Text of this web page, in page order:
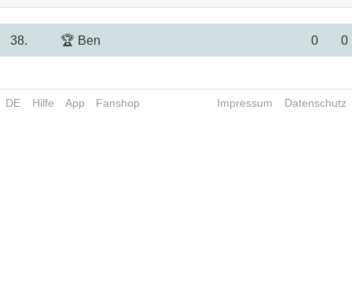
38. 🏆 Ben 0 0
DE Hilfe App Fanshop Impressum Datenschutz